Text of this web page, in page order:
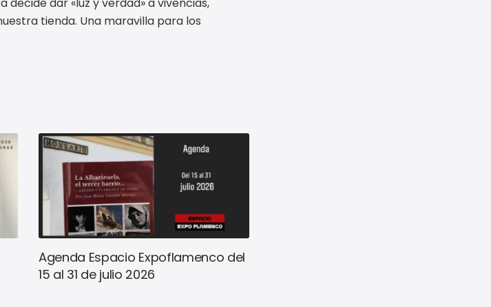
tienda. Una maravilla para los
Agenda Espacio Expoflamenco del
15 al 31 de julio 2026